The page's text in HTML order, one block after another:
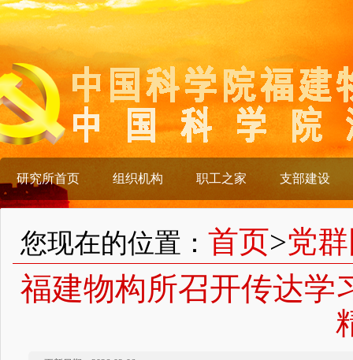
研究所首页 组织机构 职工之家 支部建设
您现在的位置： 首页>党
福建物构所召开传达学